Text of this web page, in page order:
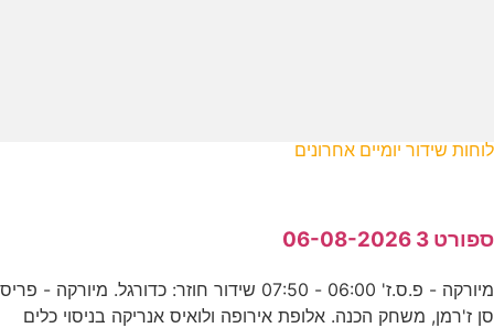
לוחות שידור יומיים אחרונים
ספורט 3 06-08-2026
מיורקה - פ.ס.ז' 06:00 - 07:50 שידור חוזר: כדורגל. מיורקה - פריס
סן ז'רמן, משחק הכנה. אלופת אירופה ולואיס אנריקה בניסוי כלים